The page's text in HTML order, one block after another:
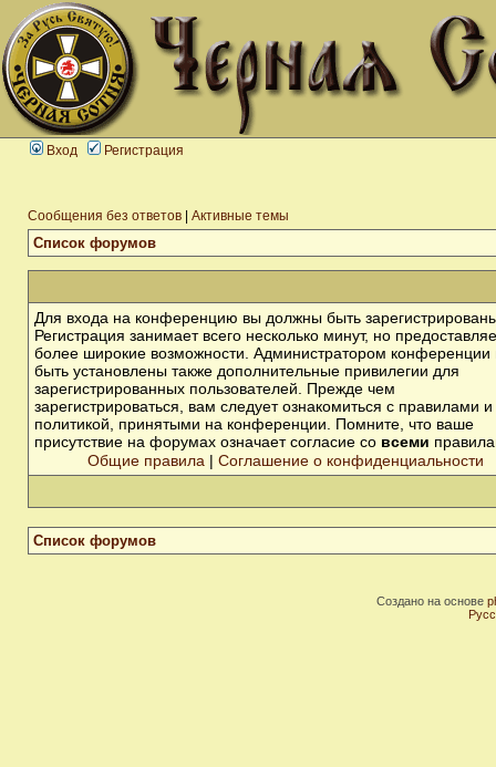
Вход Регистрация
Сообщения без ответов Активные темы
Список форумов
Для входа на конференцию вы должны быть
Регистрация занимает всего несколько минут, но
более широкие возможности. Администратором конференции
быть установлены также дополнительные привилегии для
зарегистрированных пользователей. Прежде чем
зарегистрироваться, вам следует ознакомиться с правилами и
политикой, принятыми на конференции. Помните, что ваше
присутствие на форумах означает согласие со всеми
Общие правила | Соглашение о конфиденциальности
Список форумов
Создано на основе